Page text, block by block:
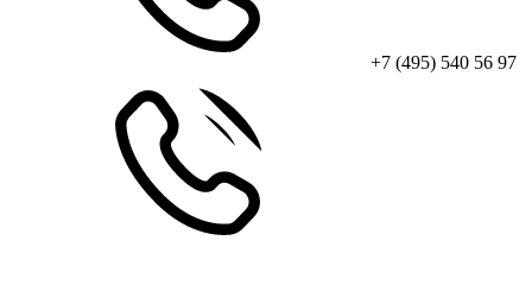
+7 (495) 540 56 97